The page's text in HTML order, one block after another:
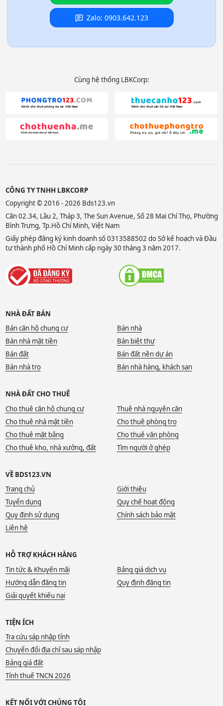
Zalo: 0903.642.123
Cùng hệ thống LBKCorp:
CÔNG TY TNHH LBKCORP
Copyright © 2016 - 2026 Bds123.vn
Căn 02.34, Lầu 2, Tháp 3, The Sun Avenue, Số 28 Mai Chí Thọ, Phường
Bình Trưng, Tp.Hồ Chí Minh, Việt Nam
Giấy phép đăng ký kinh doanh số 0313588502 do Sở kế hoạch và Đầu
tư thành phố Hồ Chí Minh cấp ngày 30 tháng 3 năm 2017.
NHÀ ĐẤT BÁN
Bán căn hộ chung cư
Bán nhà
Bán nhà mặt tiền
Bán biệt thự
Bán đất
Bán đất nền dự án
Bán nhà trọ
Bán nhà hàng, khách sạn
NHÀ ĐẤT CHO THUÊ
Cho thuê căn hộ chung cư
Thuê nhà nguyên căn
Cho thuê nhà mặt tiền
Cho thuê phòng trọ
Cho thuê mặt bằng
Cho thuê văn phòng
Cho thuê kho, nhà xưởng, đất
Tìm người ở ghép
VỀ BDS123.VN
Trang chủ
Giới thiệu
Tuyển dụng
Quy chế hoạt động
Quy định sử dụng
Chính sách bảo mật
Liên hệ
HỖ TRỢ KHÁCH HÀNG
Tin tức & Khuyến mãi
Bảng giá dịch vụ
Hướng dẫn đăng tin
Quy định đăng tin
Giải quyết khiếu nại
TIỆN ÍCH
Tra cứu sáp nhập tỉnh
Chuyển đổi địa chỉ sau sáp nhập
Bảng giá đất
Tính thuế TNCN 2026
KẾT NỐI VỚI CHÚNG TÔI